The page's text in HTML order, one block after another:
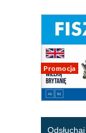
Promocja
Odsłuchaj